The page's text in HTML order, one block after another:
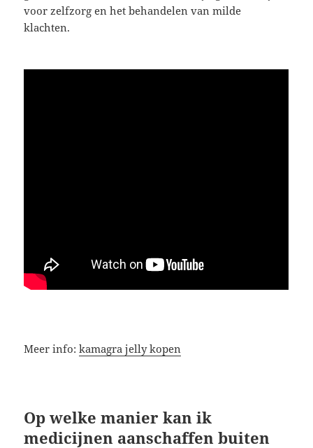
voor zelfzorg en het behandelen van milde
klachten.
Meer info:kamagra jelly kopen
Op welke manier kan ik
medicijnen aanschaffen buiten